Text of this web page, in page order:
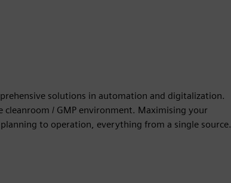
solutions in automation and digitalization.
cleanroom / GMP environment. Maximising your
to operation, everything from a single source.